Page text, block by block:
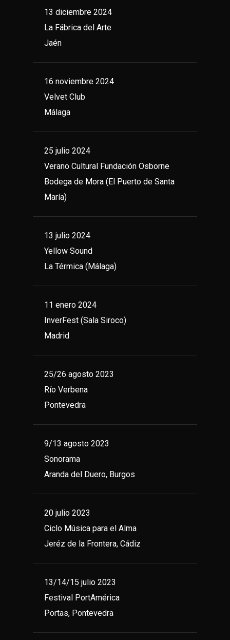
13 diciembre 2024
La Fábrica del Arte
Jaén
16 noviembre 2024
Velvet Club
Málaga
25 julio 2024
Verano Cultural Fundación Osborne
Bodega de Mora (El Puerto de Santa
María)
13 julio 2024
Yellow Sound
La Térmica (Málaga)
11 enero 2024
InverFest (Sala Siroco)
Madrid
25/26 agosto 2023
Río Verbena
Pontevedra
9/13 agosto 2023
Sonorama
Aranda del Duero, Burgos
20 julio 2023
Ciclo Música para el Alma
Jeréz de la Frontera, Cádiz
13/14/15 julio 2023
Festival PortAmérica
Portas, Pontevedra